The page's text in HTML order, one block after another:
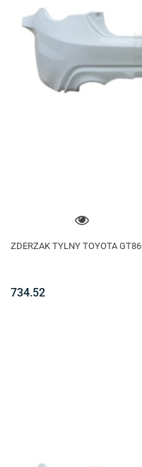
ZDERZAK TYLNY TOYOTA GT86
734.52